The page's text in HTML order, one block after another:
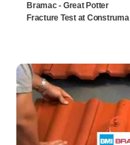
Bramac - Great Potter
Fracture Test at Construma